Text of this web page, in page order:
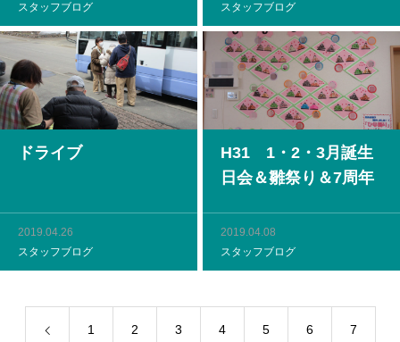
スタッフブログ
スタッフブログ
ドライブ
2019.04.26
スタッフブログ
H31 1・2・3月誕生
日会＆雛祭り＆7周年
2019.04.08
スタッフブログ
1 2 3 4 5 6 7